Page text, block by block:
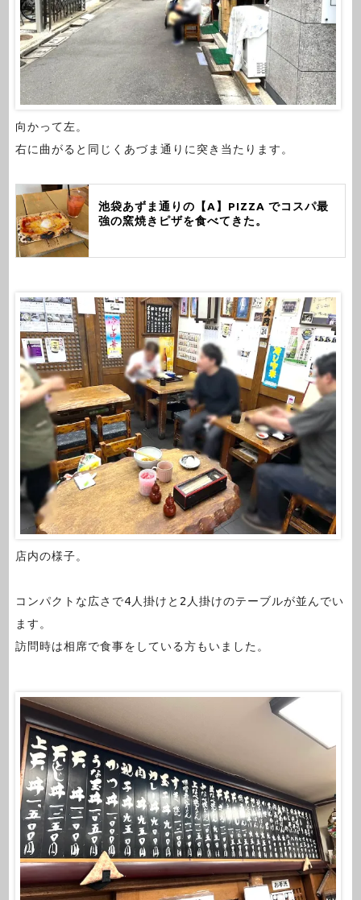
向かって左。
右に曲がると同じくあづま通りに突き当たります。
池袋あずま通りの【A】PIZZA でコスパ最
強の窯焼きピザを食べてきた。
店内の様子。
コンパクトな広さで4人掛けと2人掛けのテーブルが並んでい
ます。
訪問時は相席で食事をしている方もいました。